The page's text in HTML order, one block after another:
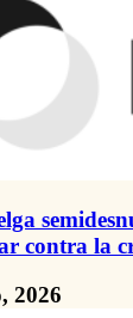
contra la
2026